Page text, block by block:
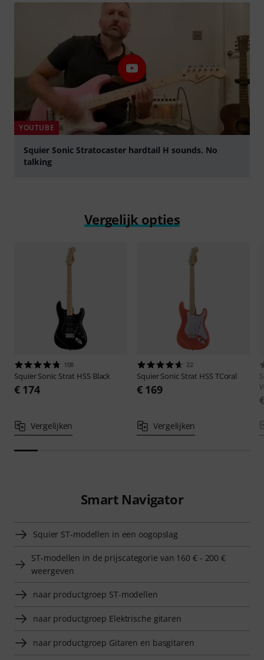
YOUTUBE
Squier Sonic Stratocaster hardtail H sounds. No
talking
Vergelijk opties
108
SquierSonic Strat HSS Black
€ 174
Vergelijken
22
SquierSonic Strat HSS TCoral
€ 169
Vergelijken
Smart Navigator
Squier ST-modellen in een oogopslag
ST-modellen in de prijscategorie van 160 € - 200 €
weergeven
naar productgroep ST-modellen
naar productgroep Elektrische gitaren
naar productgroep Gitaren en basgitaren